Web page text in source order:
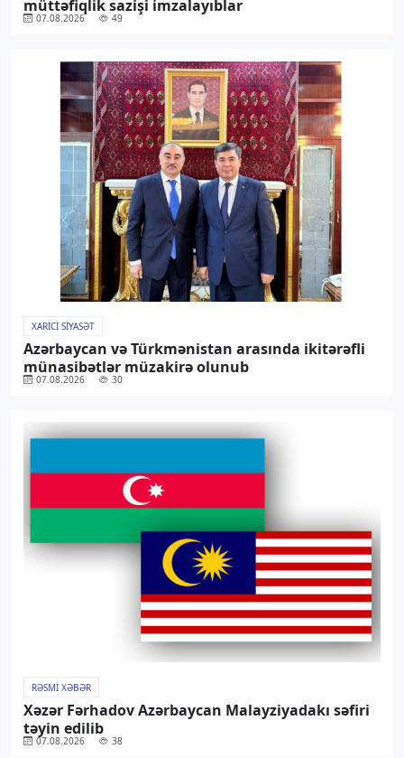
müttəfiqlik sazişi imzalayıblar
07.08.2026 49
XARICI SIYASƏT
Azərbaycan və Türkmənistan arasında ikitərəfli
münasibətlər müzakirə olunub
07.08.2026 30
RƏSMI XƏBƏR
Xəzər Fərhadov Azərbaycan Malayziyadakı səfiri
təyin edilib
07.08.2026 38